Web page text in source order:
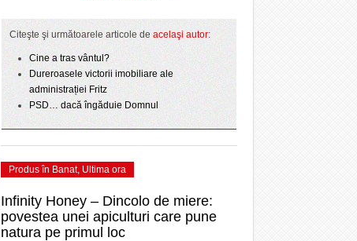
Citeşte şi următoarele articole de acelaşi autor:
Cine a tras vântul?
Dureroasele victorii imobiliare ale
administrației Fritz
PSD… dacă îngăduie Domnul
Produs în Banat, Ultima ora
Infinity Honey – Dincolo de miere:
povestea unei apiculturi care pune
natura pe primul loc